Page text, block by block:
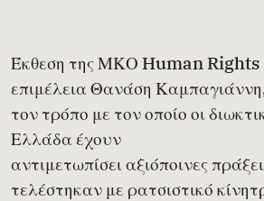
Έκθεση της ΜΚΟ Human Rights
επιμέλεια Θανάση
τον τρόπο με τον οποίο οι
Ελλάδα έχουν
αντιμετωπίσει αξιόποινες
τελέστηκαν με ρατσιστικό